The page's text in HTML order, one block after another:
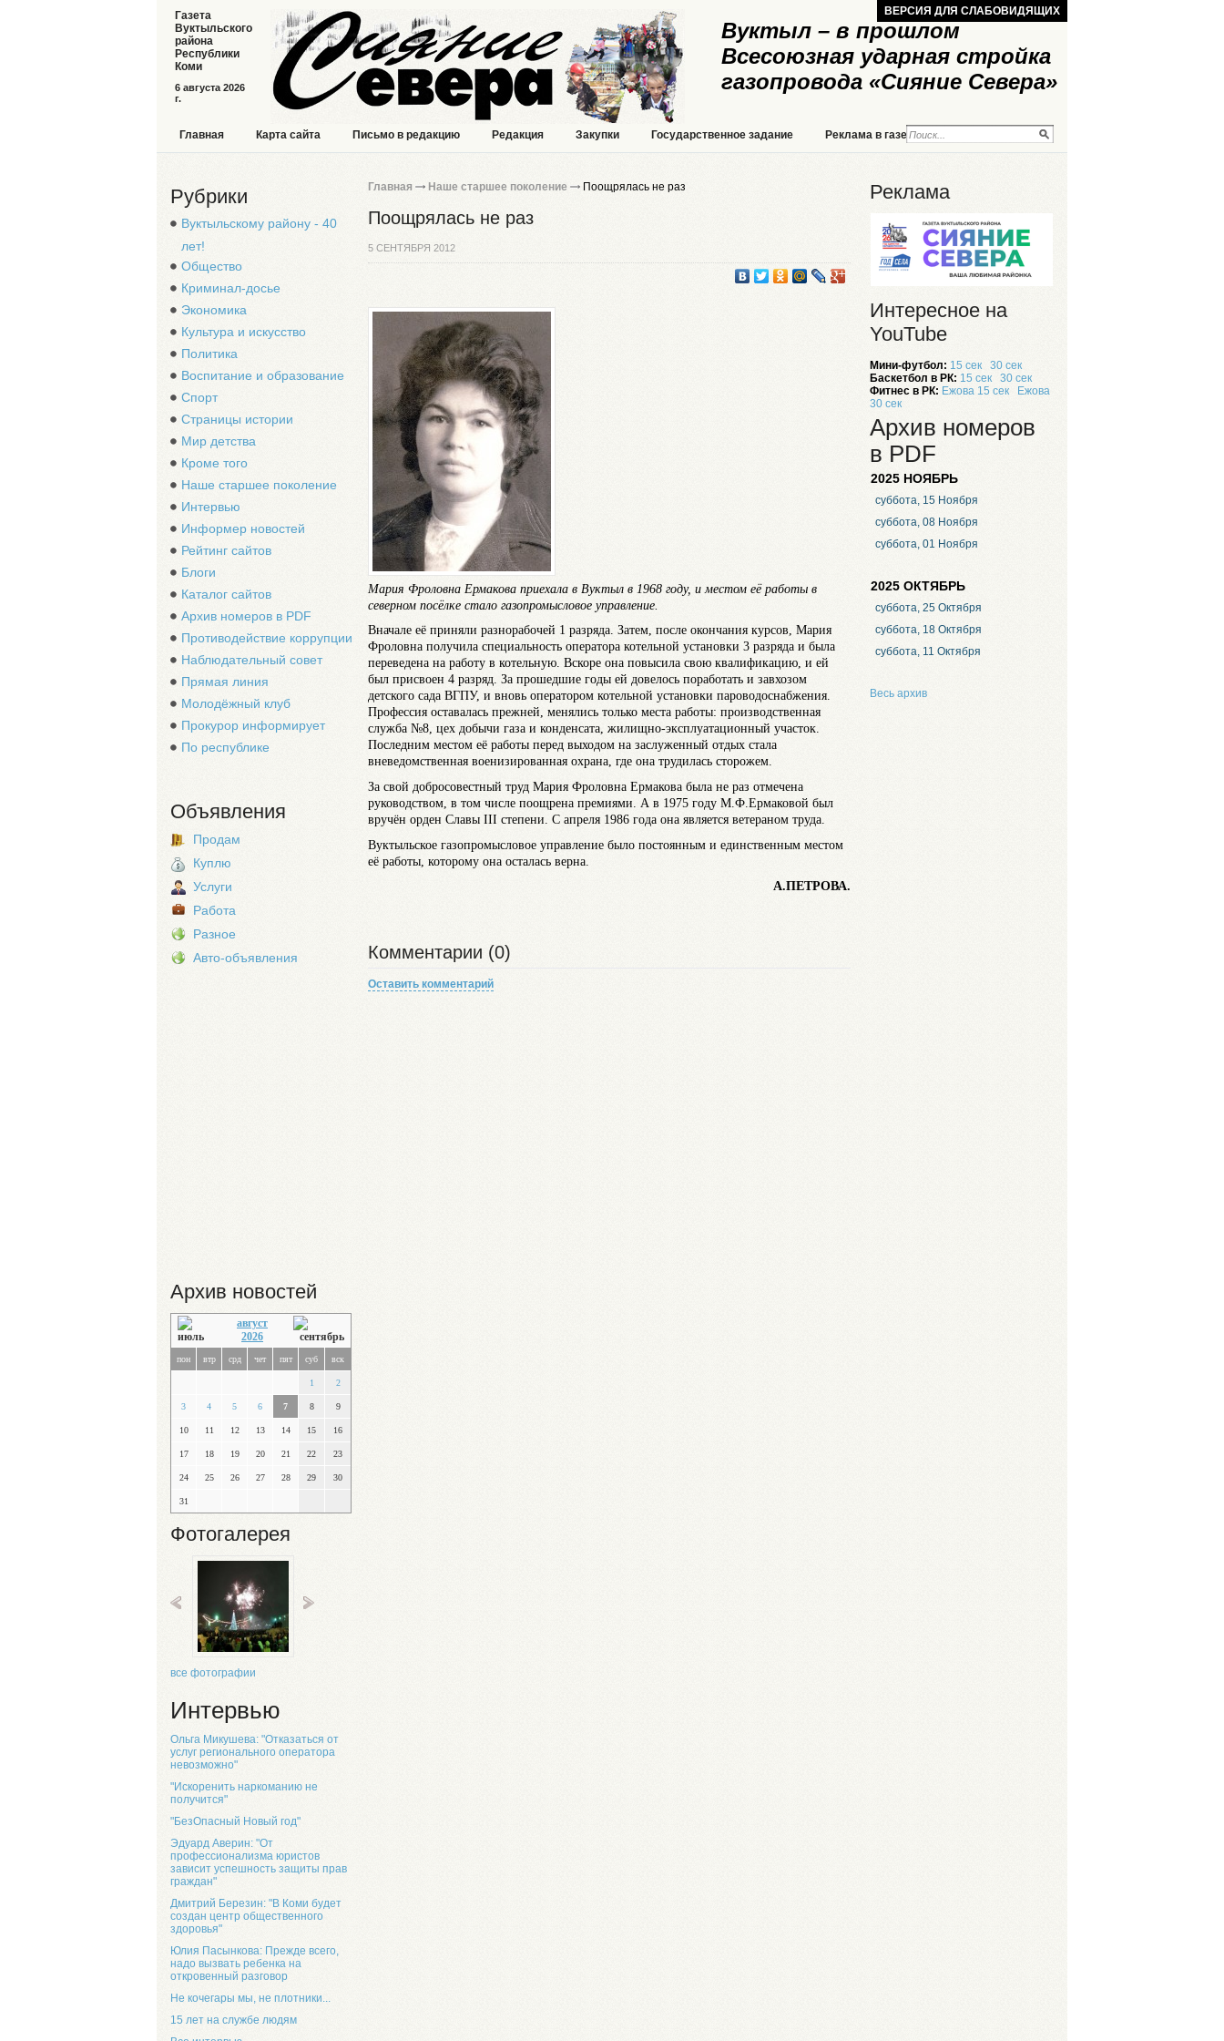
Вуктыл – в прошлом
Всесоюзная ударная стройка
газопровода «Сияние Севера»
6 августа 2026
г.
Газета
Вуктыльского
района
Республики
Коми
ВЕРСИЯ ДЛЯ СЛАБОВИДЯЩИХ
Главная Карта сайта Письмо в редакцию Редакция Закупки Государственное задание Реклама в газете Реклама на сайте
Рубрики
Вуктыльскому району - 40
лет!
Общество
Криминал-досье
Экономика
Культура и искусство
Политика
Воспитание и образование
Спорт
Страницы истории
Мир детства
Кроме того
Наше старшее поколение
Интервью
Информер новостей
Рейтинг сайтов
Блоги
Каталог сайтов
Архив номеров в PDF
Противодействие коррупции
Наблюдательный совет
Прямая линия
Молодёжный клуб
Прокурор информирует
По республике
Объявления
Продам
Куплю
Услуги
Работа
Разное
Авто-объявления
Архив новостей
август
2026
пон втр срд чет пят суб вск
1 2
3 4 5 6 7 8 9
10 11 12 13 14 15 16
17 18 19 20 21 22 23
24 25 26 27 28 29 30
31
Фотогалерея
все фотографии
Интервью
Ольга Микушева: "Отказаться от
услуг регионального оператора
невозможно"
"Искоренить наркоманию не
получится"
"БезОпасный Новый год"
Эдуард Аверин: "От
профессионализма юристов
зависит успешность защиты прав
граждан"
Дмитрий Березин: "В Коми будет
создан центр общественного
здоровья"
Юлия Пасынкова: Прежде всего,
надо вызвать ребенка на
откровенный разговор
Не кочегары мы, не плотники...
15 лет на службе людям
Главная Наше старшее поколение Поощрялась не раз
Поощрялась не раз
5 СЕНТЯБРЯ 2012
Мария Фроловна Ермакова приехала в Вуктыл в 1968 году, и местом её работы в
северном посёлке стало газопромысловое управление.
Вначале её приняли разнорабочей 1 разряда. Затем, после окончания курсов, Мария
Фроловна получила специальность оператора котельной установки 3 разряда и была
переведена на работу в котельную. Вскоре она повысила свою квалификацию, и ей
был присвоен 4 разряд. За прошедшие годы ей довелось поработать и завхозом
детского сада ВГПУ, и вновь оператором котельной установки пароводоснабжения.
Профессия оставалась прежней, менялись только места работы: производственная
служба №8, цех добычи газа и конденсата, жилищно-эксплуатационный участок.
Последним местом её работы перед выходом на заслуженный отдых стала
вневедомственная военизированная охрана, где она трудилась сторожем.
За свой добросовестный труд Мария Фроловна Ермакова была не раз отмечена
руководством, в том числе поощрена премиями. А в 1975 году М.Ф.Ермаковой был
вручён орден Славы III степени. С апреля 1986 года она является ветераном труда.
Вуктыльское газопромысловое управление было постоянным и единственным местом
её работы, которому она осталась верна.
А.ПЕТРОВА.
Комментарии (0)
Оставить комментарий
Реклама
Интересное на
YouTube
Мини-футбол: 15 сек
30 сек
Баскетбол в РК: 15 сек
30 сек
Фитнес в РК: Ежова 15 сек
Ежова
30 сек
Архив номеров
в PDF
2025 НОЯБРЬ
суббота, 15 Ноября
суббота, 08 Ноября
суббота, 01 Ноября
2025 ОКТЯБРЬ
суббота, 25 Октября
суббота, 18 Октября
суббота, 11 Октября
Весь архив